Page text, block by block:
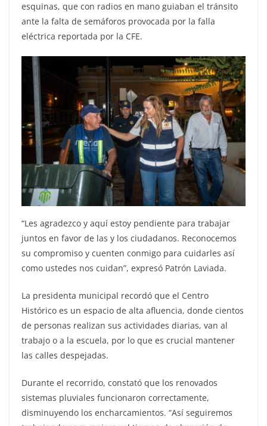
esquinas, que con radios en mano guiaban el tránsito
ante la falta de semáforos provocada por la falla
eléctrica reportada por la CFE.
“Les agradezco y aquí estoy pendiente para trabajar
juntos en favor de las y los ciudadanos. Reconocemos
su compromiso y cuenten conmigo para cuidarles así
como ustedes nos cuidan”, expresó Patrón Laviada.
La presidenta municipal recordó que el Centro
Histórico es un espacio de alta afluencia, donde cientos
de personas realizan sus actividades diarias, van al
trabajo o a la escuela, por lo que es crucial mantener
las calles despejadas.
Durante el recorrido, constató que los renovados
sistemas pluviales funcionaron correctamente,
disminuyendo los encharcamientos. “Así seguiremos